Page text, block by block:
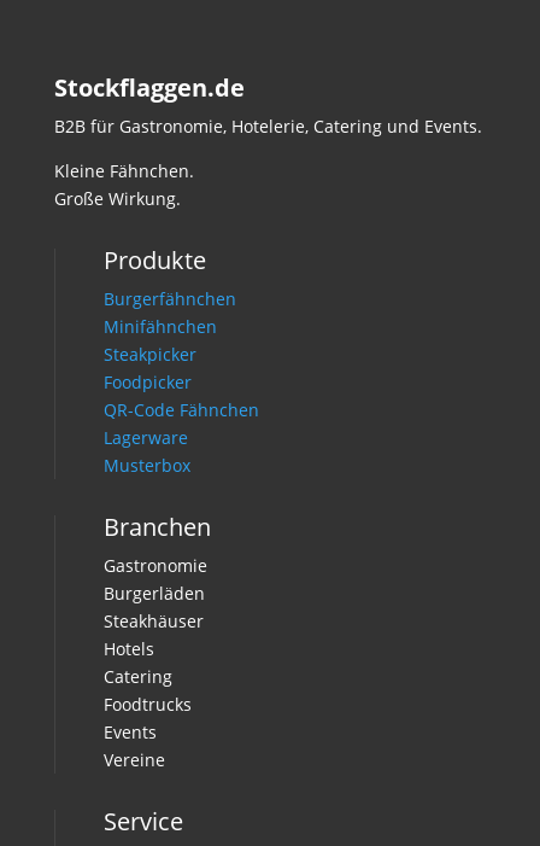
Stockflaggen.de
B2B für Gastronomie, Hotelerie, Catering und Events.
Kleine Fähnchen.
Große Wirkung.
Produkte
Burgerfähnchen
Minifähnchen
Steakpicker
Foodpicker
QR-Code Fähnchen
Lagerware
Musterbox
Branchen
Gastronomie
Burgerläden
Steakhäuser
Hotels
Catering
Foodtrucks
Events
Vereine
Service